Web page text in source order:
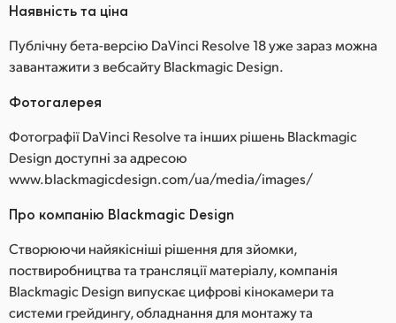
Наявність та ціна
Публічну бета-версію DaVinci Resolve 18 уже зараз можна
завантажити з вебсайту Blackmagic Design.
Фотогалерея
Фотографії DaVinci Resolve та інших рішень Blackmagic
Design доступні за адресою
www.blackmagicdesign.com/ua/media/images/
Про компанію Blackmagic Design
Створюючи найякісніші рішення для зйомки,
поствиробництва та трансляції матеріалу, компанія
Blackmagic Design випускає цифрові кінокамери та
системи грейдингу, обладнання для монтажу та